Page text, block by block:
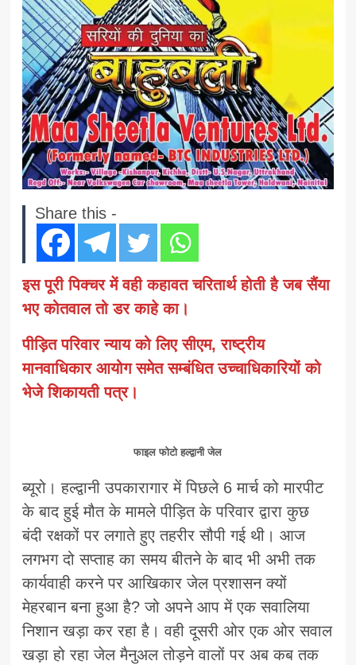
Share this -
इस पूरी पिक्चर में वही कहावत चरितार्थ होती है जब सैंया
भए कोतवाल तो डर काहे का।
पीड़ित परिवार न्याय को लिए सीएम, राष्ट्रीय
मानवाधिकार आयोग समेत सम्बंधित उच्चाधिकारियों को
भेजे शिकायती पत्र।
फाइल फोटो हल्द्वानी जेल
ब्यूरो। हल्द्वानी उपकारागार में पिछले 6 मार्च को मारपीट
के बाद हुई मौत के मामले पीड़ित के परिवार द्वारा कुछ
बंदी रक्षकों पर लगाते हुए तहरीर सौपी गई थी। आज
लगभग दो सप्ताह का समय बीतने के बाद भी अभी तक
कार्यवाही करने पर आखिकार जेल प्रशासन क्यों
मेहरबान बना हुआ है? जो अपने आप में एक सवालिया
निशान खड़ा कर रहा है। वही दूसरी ओर एक ओर सवाल
खड़ा हो रहा जेल मैनुअल तोड़ने वालों पर अब कब तक